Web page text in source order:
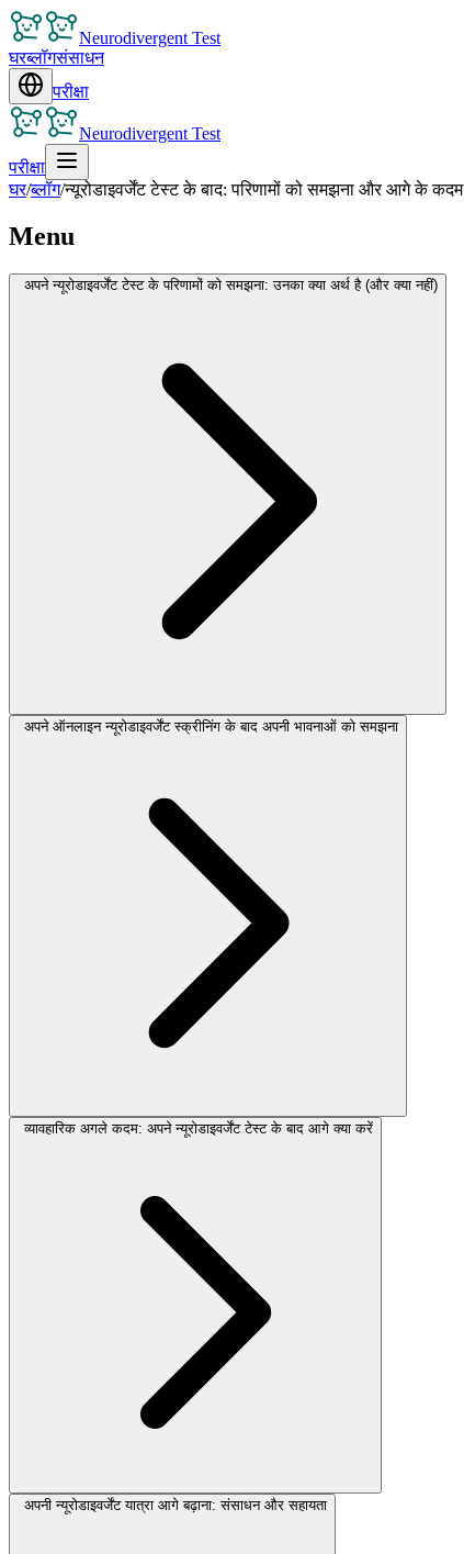
Neurodivergent Test
घरब्लॉगसंसाधन
परीक्षा
Neurodivergent Test
परीक्षा
घर/ब्लॉग/न्यूरोडाइवर्जेंट टेस्ट के बाद: परिणामों को समझना और आगे के कदम
Menu
अपने न्यूरोडाइवर्जेंट टेस्ट के परिणामों को समझना: उनका क्या अर्थ है (और क्या नहीं)
अपने ऑनलाइन न्यूरोडाइवर्जेंट स्क्रीनिंग के बाद अपनी भावनाओं को समझना
व्यावहारिक अगले कदम: अपने न्यूरोडाइवर्जेंट टेस्ट के बाद आगे क्या करें
अपनी न्यूरोडाइवर्जेंट यात्रा आगे बढ़ाना: संसाधन और सहायता